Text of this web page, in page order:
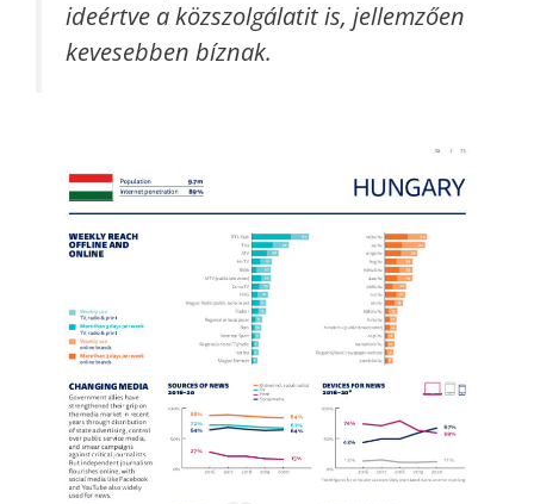
ideértve a közszolgálatit is, jellemzően
kevesebben bíznak.